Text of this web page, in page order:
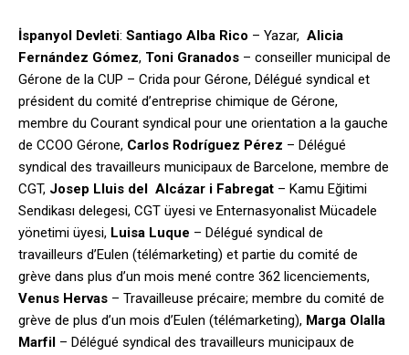
İspanyol Devleti: Santiago Alba Rico – Yazar, Alicia
Fernández Gómez, Toni Granados – conseiller municipal de
Gérone de la CUP – Crida pour Gérone, Délégué syndical et
président du comité d’entreprise chimique de Gérone,
membre du Courant syndical pour une orientation a la gauche
de CCOO Gérone, Carlos Rodríguez Pérez – Délégué
syndical des travailleurs municipaux de Barcelone, membre de
CGT, Josep Lluis del Alcázar i Fabregat – Kamu Eğitimi
Sendikası delegesi, CGT üyesi ve Enternasyonalist Mücadele
yönetimi üyesi, Luisa Luque – Délégué syndical de
travailleurs d’Eulen (télémarketing) et partie du comité de
grève dans plus d’un mois mené contre 362 licenciements,
Venus Hervas – Travailleuse précaire; membre du comité de
grève de plus d’un mois d’Eulen (télémarketing), Marga Olalla
Marfil – Délégué syndical des travailleurs municipaux de